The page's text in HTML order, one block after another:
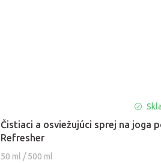
Čistiaci a osviežujúci sprej na joga
Refresher
50 ml / 500 ml
hodnotenie
produktu
je
5,0